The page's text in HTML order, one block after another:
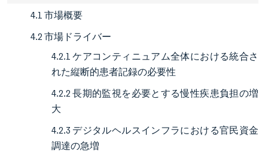
4.1 市場概要
4.2 市場ドライバー
4.2.1 ケアコンティニュアム全体における統合さ
れた縦断的患者記録の必要性
4.2.2 長期的監視を必要とする慢性疾患負担の増
大
4.2.3 デジタルヘルスインフラにおける官民資金
調達の急増